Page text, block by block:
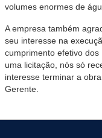
volumes enormes de
A empresa também
seu interesse na
cumprimento efetivo dos
uma licitação, nós só
interesse terminar a
Gerente.